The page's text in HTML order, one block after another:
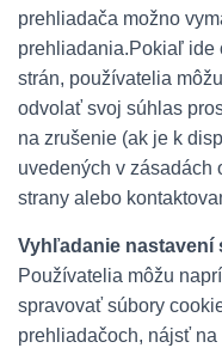
prehliadača možno
prehliadania.Pokiaľ ide
strán, používatelia
odvolať svoj súhlas
na zrušenie (ak je k
uvedených v zásadách
strany alebo
Vyhľadanie nastavení
Používatelia môžu
spravovať súbory
prehliadačoch, nájsť